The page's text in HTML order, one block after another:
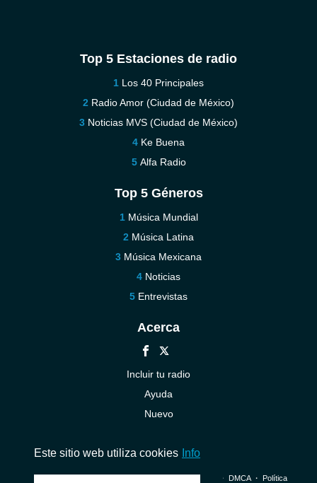
Top 5 Estaciones de radio
Los 40 Principales
Radio Amor (Ciudad de México)
Noticias MVS (Ciudad de México)
Ke Buena
Alfa Radio
Top 5 Géneros
Música Mundial
Música Latina
Música Mexicana
Noticias
Entrevistas
Acerca
Incluir tu radio
Ayuda
Nuevo
© 2026 InstantAudio. Reservados todos los derechos. ・ DMCA・ Política
Este sitio web utiliza cookies Info